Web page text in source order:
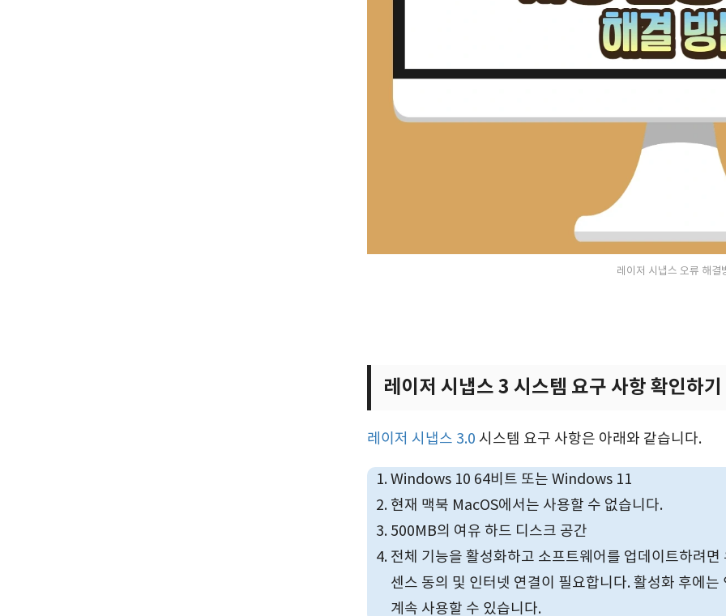
레이저 시냅스 오류 해결
레이저 시냅스 3 시스템 요구 사항 확인하기
레이저 시냅스 3.0 시스템 요구 사항은 아래와 같습니다.
Windows 10 64비트 또는 Windows 11
현재 맥북 MacOS에서는 사용할 수 없습니다.
500MB의 여유 하드 디스크 공간
전체 기능을 활성화하고 소프트웨어를 업데이트하려
센스 동의 및 인터넷 연결이 필요합니다. 활성화 후에
계속 사용할 수 있습니다.